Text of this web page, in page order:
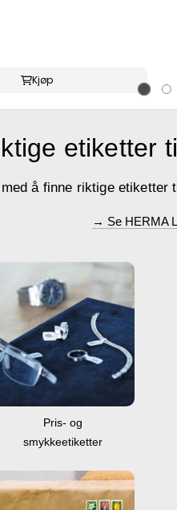
Kjøp
etiketter
å finne riktige
→ Se HERMA
Pris- og
smykkeetiketter